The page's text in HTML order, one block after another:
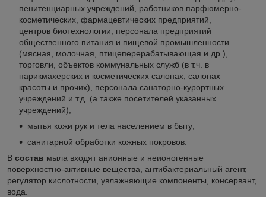
пенитенциарных учреждений, работников парфюмерно-
косметических, фармацевтических предприятий,
центров биотехнологии, персонала предприятий
общественного питания и пищевой промышленности
(мясная, молочная, птицеперерабатывающая и др.),
торговли, объектов коммунальных служб (в т.ч. в
парикмахерских и косметических салонах, салонах
красоты и прочих), персонала санаторно-курортных
учреждений и т.д. (а также посетителей указанных
учреждений);
мытья кожи рук и тела населением в быту;
санитарной обработки кожных покровов.
В состав мыла входят анионные и неионогенные
поверхностно-активные вещества, антибактериальный агент,
регулятор кислотности, увлажняющие компоненты, консервант,
вода.